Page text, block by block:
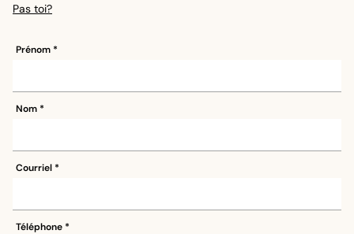
Pas toi?
Prénom
Nom
Courriel
Téléphone